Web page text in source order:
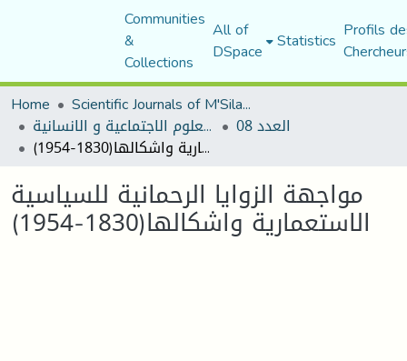
Communities
&
Collections
All of
DSpace Statistics Profils
Home
Scientific Journals of M'Sila University
مجلة العلوم الاجتماعية و الانسانية العدد 08
مواجهة الزوايا الرحمانية للسياسية الاستعمارية واشكالها(1830-1954)
مواجهة الزوايا الرحمانية للسياسية
الاستعمارية واشكالها(1830-1954)